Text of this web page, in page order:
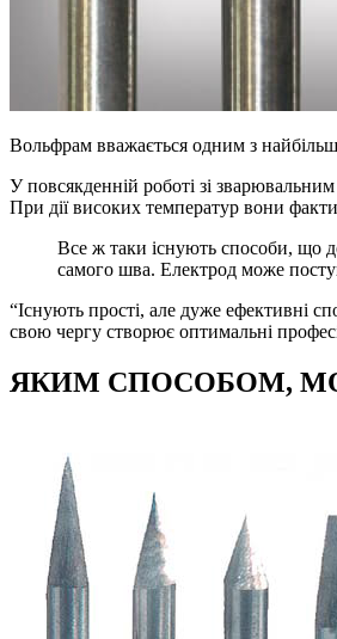
Вольфрам вважається одним з
У повсякденній роботі зі
При дії високих температур вони
Все ж таки існують способи, що
самого шва. Електрод може
“Існують прості, але дуже ефективні
свою чергу створює оптимальні
ЯКИМ СПОСОБОМ,